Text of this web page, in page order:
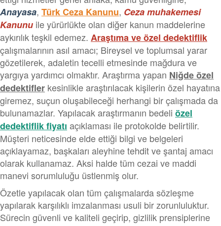
Anayasa, Türk Ceza Kanunu, Ceza muhakemesi
Kanunu ile yürürlükte olan diğer kanun maddelerine
aykırılık teşkil edemez. Araştıma ve özel dedektiflik
çalışmalarının asıl amacı; Bireysel ve toplumsal yarar
gözetilerek, adaletin tecelli etmesinde mağdura ve
yargıya yardımcı olmaktır. Araştırma yapan Niğde özel
dedektifler kesinlikle araştırılacak kişilerin özel hayatına
giremez, suçun oluşabileceği herhangi bir çalışmada da
bulunamazlar. Yapılacak araştırmanın bedeli özel
dedektiflik fiyatı açıklaması ile protokolde belirtilir.
Müşteri neticesinde elde ettiği bilgi ve belgeleri
açıklayamaz, başkaları aleyhine tehdit ve şantaj amacı
olarak kullanamaz. Aksi halde tüm cezai ve maddi
manevi sorumluluğu üstlenmiş olur.
Özetle yapılacak olan tüm çalışmalarda sözleşme
yapılarak karşılıklı imzalanması usuli bir zorunluluktur.
Sürecin güvenli ve kaliteli geçirip, gizlilik prensiplerine